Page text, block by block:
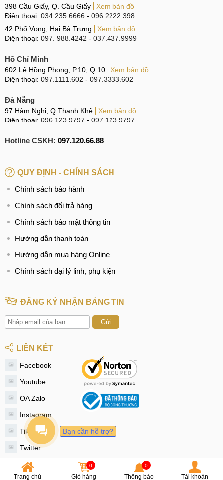
398 Cầu Giấy, Q. Cầu Giấy
Xem bản đồ
Điện thoại: 034.235.6666 - 096.2222.398
42 Phố Vọng, Hai Bà Trưng
Xem bản đồ
Điện thoại: 097. 988.4242 - 037.437.9999
Hồ Chí Minh
602 Lê Hồng Phong, P.10, Q.10
Xem bản đồ
Điện thoại: 097.1111.602 - 097.3333.602
Đà Nẵng
97 Hàm Nghi, Q.Thanh Khê
Xem bản đồ
Điện thoại: 096.123.9797 - 097.123.9797
Hotline CSKH: 097.120.66.88
QUY ĐỊNH - CHÍNH SÁCH
Chính sách bảo hành
Chính sách đổi trả hàng
Chính sách bảo mật thông tin
Hướng dẫn thanh toán
Hướng dẫn mua hàng Online
Chính sách đại lý linh, phụ kiện
ĐĂNG KÝ NHẬN BẢNG TIN
Gửi
LIÊN KẾT
Facebook
Youtube
OA Zalo
Instagram
Tiktok
Twitter
© 2020 - MobileCity
Trang chủ
0
Giỏ hàng
0
Thông báo Tài khoản
Bạn cần hỗ trợ?